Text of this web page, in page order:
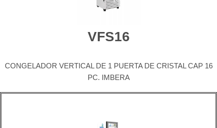
VFS16
CONGELADOR VERTICAL DE 1 PUERTA DE CRISTAL CAP 16
PC. IMBERA